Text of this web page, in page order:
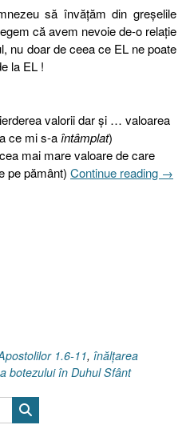
să învăţăm din greşelile
că avem nevoie de-o relaţie
nu doar de ceea ce EL ne poate
la EL !
valorii dar şi … valoarea
ce mi s-a întâmplat)
mai mare valoare de care
pe pământ) Continue reading →
1.6-11, înălţarea
botezului în Duhul Sfânt